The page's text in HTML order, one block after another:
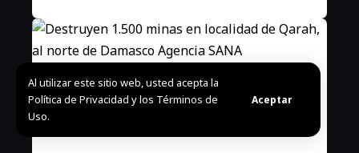
Al utilizar este sitio web, usted acepta la
Política de Privacidad y los Términos de
Uso.
Aceptar